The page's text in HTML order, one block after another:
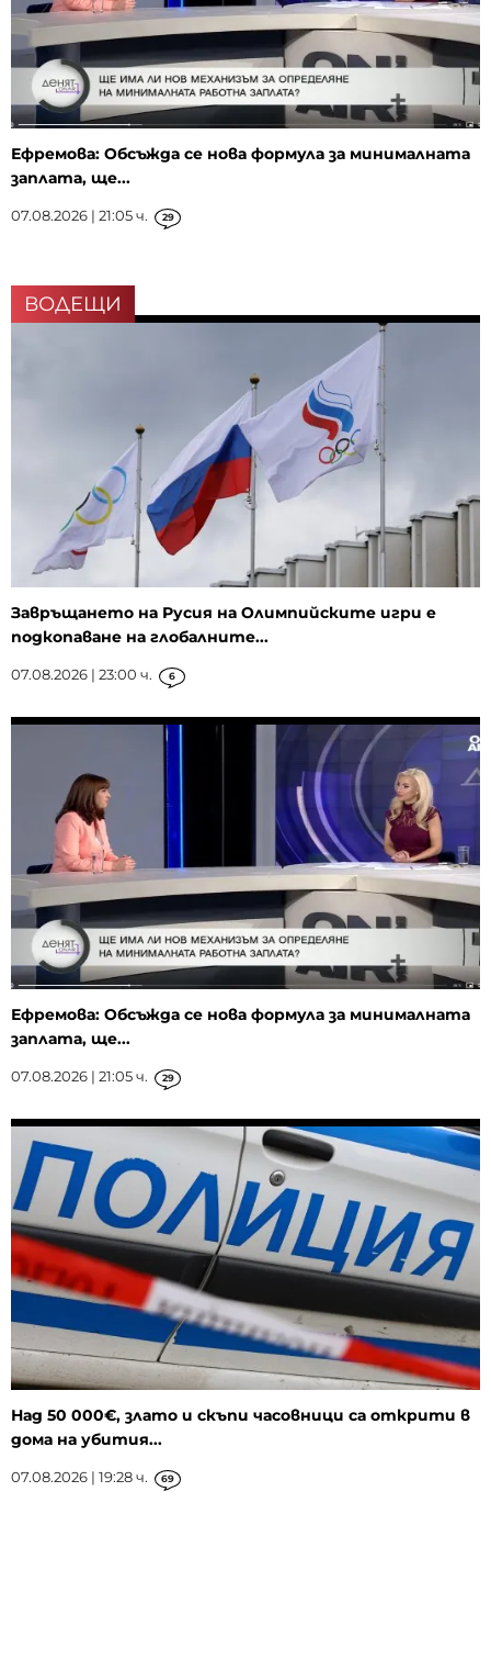
Ефремова: Обсъжда се нова формула за минималната
заплата, ще...
07.08.2026 | 21:05 ч. 29
ВОДЕЩИ
Завръщането на Русия на Олимпийските игри е
подкопаване на глобалните...
07.08.2026 | 23:00 ч. 6
Ефремова: Обсъжда се нова формула за минималната
заплата, ще...
07.08.2026 | 21:05 ч. 29
Над 50 000€, злато и скъпи часовници са открити в
дома на убития...
07.08.2026 | 19:28 ч. 69